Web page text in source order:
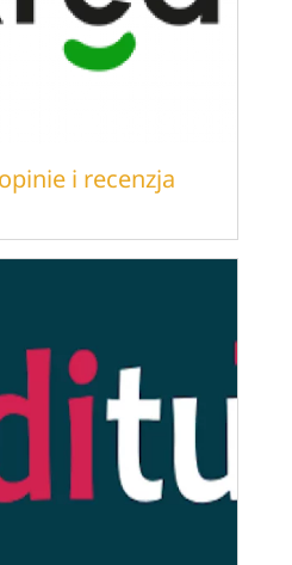
i recenzja